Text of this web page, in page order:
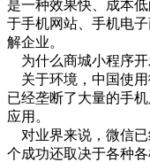
是一种效果快、成本
于手机网站、手机电
解企业。
为什么商城小程序开
关于环境，中国使用
已经垄断了大量的手
应用。
对业界来说，微信已
个成功还取决于各种